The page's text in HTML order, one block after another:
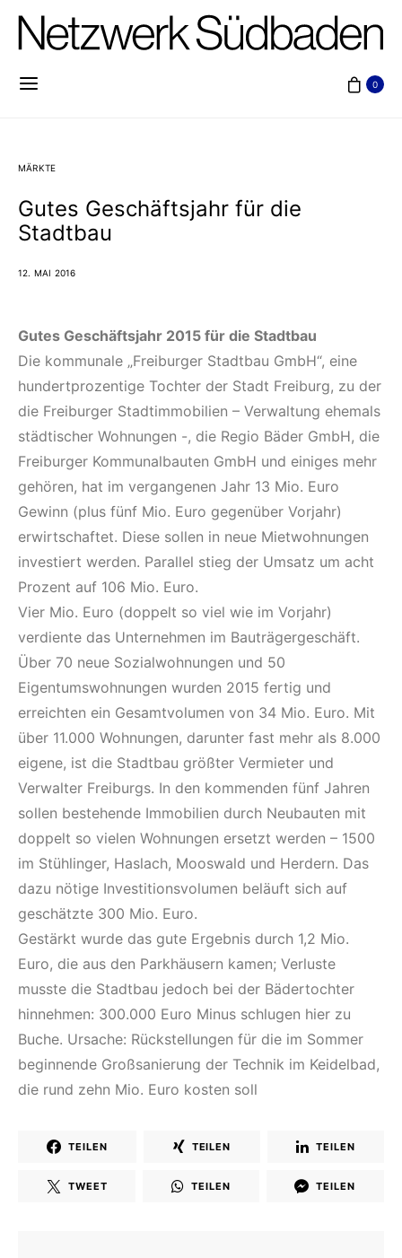
0
MÄRKTE
Gutes Geschäftsjahr für die
Stadtbau
12. MAI 2016
Gutes Geschäftsjahr 2015 für die Stadtbau
Die kommunale „Freiburger Stadtbau GmbH“, eine
hundertprozentige Tochter der Stadt Freiburg, zu der
die Freiburger Stadtimmobilien – Verwaltung ehemals
städtischer Wohnungen -, die Regio Bäder GmbH, die
Freiburger Kommunalbauten GmbH und einiges mehr
gehören, hat im vergangenen Jahr 13 Mio. Euro
Gewinn (plus fünf Mio. Euro gegenüber Vorjahr)
erwirtschaftet. Diese sollen in neue Mietwohnungen
investiert werden. Parallel stieg der Umsatz um acht
Prozent auf 106 Mio. Euro.
Vier Mio. Euro (doppelt so viel wie im Vorjahr)
verdiente das Unternehmen im Bauträgergeschäft.
Über 70 neue Sozialwohnungen und 50
Eigentumswohnungen wurden 2015 fertig und
erreichten ein Gesamtvolumen von 34 Mio. Euro. Mit
über 11.000 Wohnungen, darunter fast mehr als 8.000
eigene, ist die Stadtbau größter Vermieter und
Verwalter Freiburgs. In den kommenden fünf Jahren
sollen bestehende Immobilien durch Neubauten mit
doppelt so vielen Wohnungen ersetzt werden – 1500
im Stühlinger, Haslach, Mooswald und Herdern. Das
dazu nötige Investitionsvolumen beläuft sich auf
geschätzte 300 Mio. Euro.
Gestärkt wurde das gute Ergebnis durch 1,2 Mio.
Euro, die aus den Parkhäusern kamen; Verluste
musste die Stadtbau jedoch bei der Bädertochter
hinnehmen: 300.000 Euro Minus schlugen hier zu
Buche. Ursache: Rückstellungen für die im Sommer
beginnende Großsanierung der Technik im Keidelbad,
die rund zehn Mio. Euro kosten soll
TEILEN TEILEN TEILEN
TWEET TEILEN TEILEN